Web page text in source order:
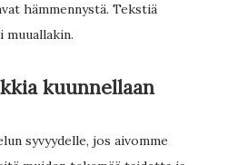
hämmennystä. Tekstiä
kuunnellaan
syvyydelle, jos aivomme